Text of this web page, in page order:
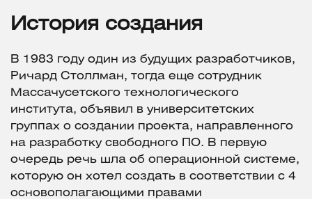
История создания
В 1983 году один из будущих разработчиков,
Ричард Столлман, тогда еще сотрудник
Массачусетского технологического
института, объявил в университетских
группах о создании проекта, направленного
на разработку свободного ПО. В первую
очередь речь шла об операционной системе,
которую он хотел создать в соответствии с 4
основополагающими правами